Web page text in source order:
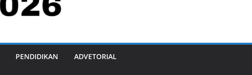
PENDIDIKAN ADVETORIAL